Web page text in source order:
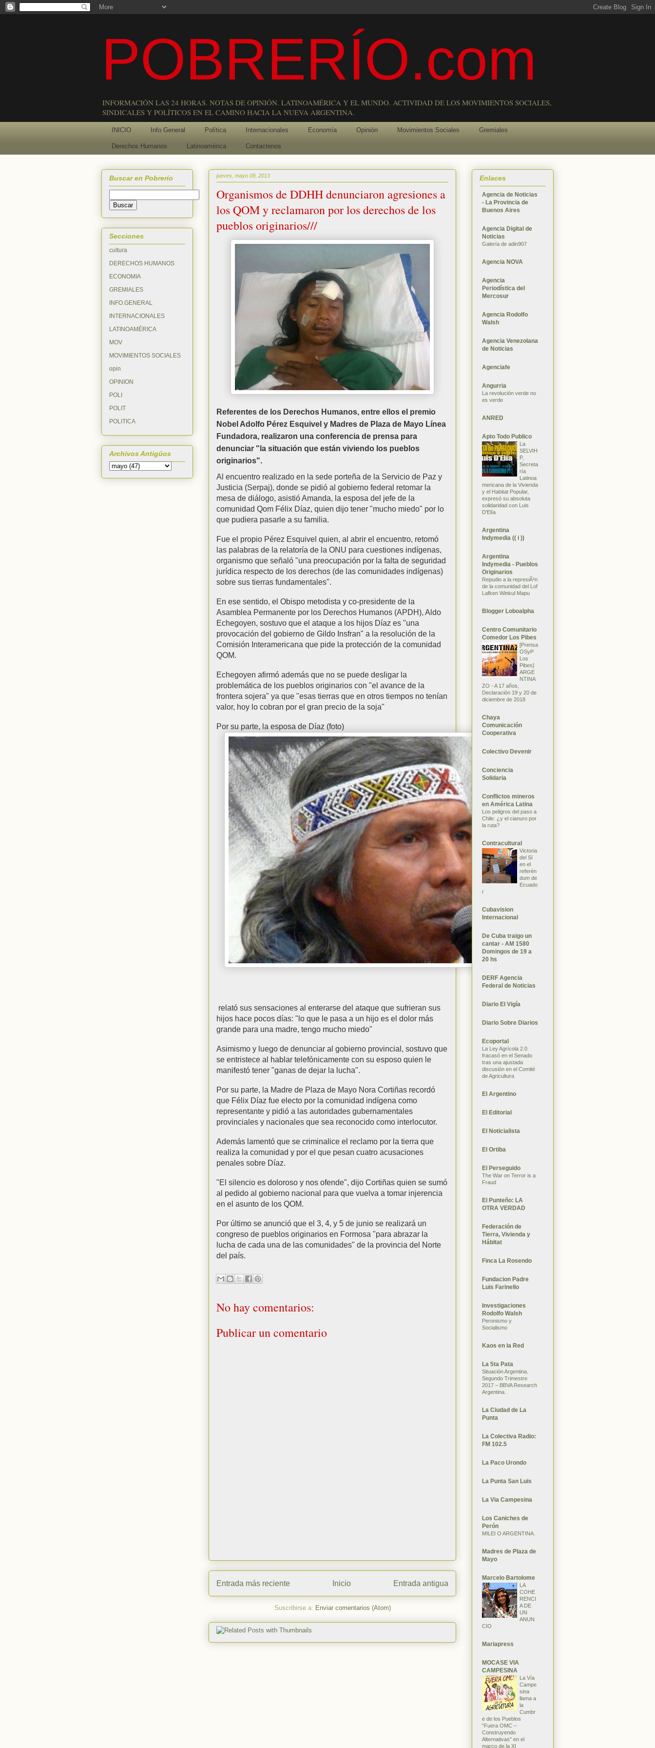
POBRERÍO.com
INFORMACIÓN LAS 24 HORAS. NOTAS DE OPINIÓN. LATINOAMÉRICA Y EL MUNDO. ACTIVIDAD DE LOS MOVIMIENTOS SOCIALES,
SINDICALES Y POLÍTICOS EN EL CAMINO HACIA LA NUEVA ARGENTINA.
INICIO Info General Política Internacionales Economía Opinión Movimientos Sociales Gremiales
Derechos Humanos Latinoamérica Contactenos
jueves, mayo 09, 2013
Organismos de DDHH denunciaron agresiones a
los QOM y reclamaron por los derechos de los
pueblos originarios///
Referentes de los Derechos Humanos, entre ellos el premio
Nobel Adolfo Pérez Esquivel y Madres de Plaza de Mayo Línea
Fundadora, realizaron una conferencia de prensa para
denunciar "la situación que están viviendo los pueblos
originarios".
Al encuentro realizado en la sede porteña de la Servicio de Paz y
Justicia (Serpaj), donde se pidió al gobierno federal retomar la
mesa de diálogo, asistió Amanda, la esposa del jefe de la
comunidad Qom Félix Díaz, quien dijo tener "mucho miedo" por lo
que pudiera pasarle a su familia.
Fue el propio Pérez Esquivel quien, al abrir el encuentro, retomó
las palabras de la relatoría de la ONU para cuestiones indígenas,
organismo que señaló "una preocupación por la falta de seguridad
jurídica respecto de los derechos (de las comunidades indígenas)
sobre sus tierras fundamentales".
En ese sentido, el Obispo metodista y co-presidente de la
Asamblea Permanente por los Derechos Humanos (APDH), Aldo
Echegoyen, sostuvo que el ataque a los hijos Díaz es "una
provocación del gobierno de Gildo Insfran" a la resolución de la
Comisión Interamericana que pide la protección de la comunidad
QOM.
Echegoyen afirmó además que no se puede desligar la
problemática de los pueblos originarios con "el avance de la
frontera sojera" ya que "esas tierras que en otros tiempos no tenían
valor, hoy lo cobran por el gran precio de la soja"
Por su parte, la esposa de Díaz (foto)
relató sus sensaciones al enterarse del ataque que sufrieran sus
hijos hace pocos días: "lo que le pasa a un hijo es el dolor más
grande para una madre, tengo mucho miedo"
Asimismo y luego de denunciar al gobierno provincial, sostuvo que
se entristece al hablar telefónicamente con su esposo quien le
manifestó tener "ganas de dejar la lucha".
Por su parte, la Madre de Plaza de Mayo Nora Cortiñas recordó
que Félix Díaz fue electo por la comunidad indígena como
representante y pidió a las autoridades gubernamentales
provinciales y nacionales que sea reconocido como interlocutor.
Además lamentó que se criminalice el reclamo por la tierra que
realiza la comunidad y por el que pesan cuatro acusaciones
penales sobre Díaz.
"El silencio es doloroso y nos ofende", dijo Cortiñas quien se sumó
al pedido al gobierno nacional para que vuelva a tomar injerencia
en el asunto de los QOM.
Por último se anunció que el 3, 4, y 5 de junio se realizará un
congreso de pueblos originarios en Formosa "para abrazar la
lucha de cada una de las comunidades" de la provincia del Norte
del país.
No hay comentarios:
Publicar un comentario
Entrada más reciente Entrada antigua
Inicio
Suscribirse a: Enviar comentarios (Atom)
Buscar en Pobrerío
Secciones
cultura
DERECHOS HUMANOS
ECONOMIA
GREMIALES
INFO.GENERAL
INTERNACIONALES
LATINOAMÉRICA
MOV
MOVIMIENTOS SOCIALES
opin
OPINION
POLI
POLIT
POLITICA
Archivos Antigüos
Enlaces
Agencia de Noticias
- La Provincia de
Buenos Aires
Agencia Digital de
Noticias
Galería de adin907
Agencia NOVA
Agencia
Periodística del
Mercosur
Agencia Rodolfo
Walsh
Agencia Venezolana
de Noticias
Agenciafe
Angurria
La revolución verde no
es verde
ANRED
Apto Todo Publico
La
SELVIH
P,
Secreta
ría
Latinoa
mericana de la Vivienda
y el Habitat Popular,
expresó su absoluta
solidaridad con Luis
D'Elía
Argentina
Indymedia (( i ))
Argentina
Indymedia - Pueblos
Originarios
Repudio a la represiÃ³n
de la comunidad del Lof
Lafken Winkul Mapu
Blogger Loboalpha
Centro Comunitario
Comedor Los Pibes
[Prensa
OSyP
Los
Pibes]
ARGE
NTINA
ZO - A 17 años,
Declaración 19 y 20 de
diciembre de 2018
Chaya
Comunicación
Cooperativa
Colectivo Devenir
Conciencia
Solidaria
Conflictos mineros
en América Latina
Los peligros del paso a
Chile: ¿y el cianuro por
la ruta?
Contracultural
Victoria
del Sí
en el
referén
dum de
Ecuado
r
Cubavision
Internacional
De Cuba traigo un
cantar - AM 1580
Domingos de 19 a
20 hs
DERF Agencia
Federal de Noticias
Diario El Vigía
Diario Sobre Diarios
Ecoportal
La Ley Agrícola 2.0
fracasó en el Senado
tras una ajustada
discusión en el Comité
de Agricultura
El Argentino
El Editorial
El Noticialista
El Ortiba
El Perseguido
The War on Terror is a
Fraud
El Punteño: LA
OTRA VERDAD
Federación de
Tierra, Vivienda y
Hábitat
Finca La Rosendo
Fundacion Padre
Luis Farinello
Investigaciones
Rodolfo Walsh
Peronismo y
Socialismo
Kaos en la Red
La 5ta Pata
Situación Argentina.
Segundo Trimestre
2017 – BBVA Research
Argentina.
La Ciudad de La
Punta
La Colectiva Radio:
FM 102.5
La Paco Urondo
La Punta San Luis
La Via Campesina
Los Caniches de
Perón
MILEI O ARGENTINA.
Madres de Plaza de
Mayo
Marcelo Bartolome
LA
COHE
RENCI
A DE
UN
ANUN
CIO
Mariapress
MOCASE VIA
CAMPESINA
La Vía
Campe
sina
llama a
la
Cumbr
e de los Pueblos
“Fuera OMC –
Construyendo
Alternativas” en el
marco de la XI